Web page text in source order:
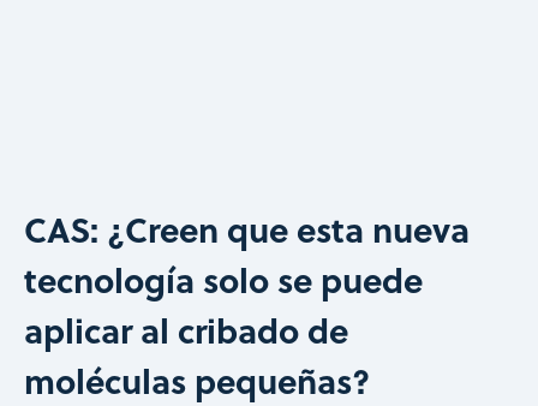
CAS: ¿Creen que esta nueva
tecnología solo se puede
aplicar al cribado de
moléculas pequeñas?